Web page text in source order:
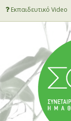
Εκπαιδευτικό Video